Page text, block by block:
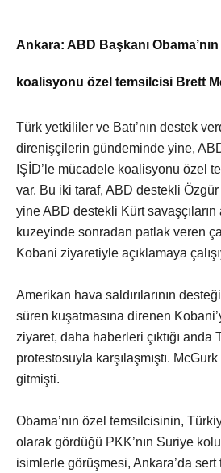
Ankara: ABD Başkanı
koalisyonu özel temsilcisi Brett
Türk yetkililer ve Batı’nın destek
direnişçilerin gündeminde yine,
IŞİD’le mücadele koalisyonu özel
var. Bu iki taraf, ABD destekli
yine ABD destekli Kürt savaşçıların
kuzeyinde sonradan patlak veren
Kobani ziyaretiyle açıklamaya
Amerikan hava saldırılarının
süren kuşatmasına direnen
ziyaret, daha haberleri çıktığı anda
protestosuyla karşılaşmıştı.
gitmişti.
Obama’nın özel temsilcisinin,
olarak gördüğü PKK’nın Suriye
isimlerle görüşmesi, Ankara’da sert